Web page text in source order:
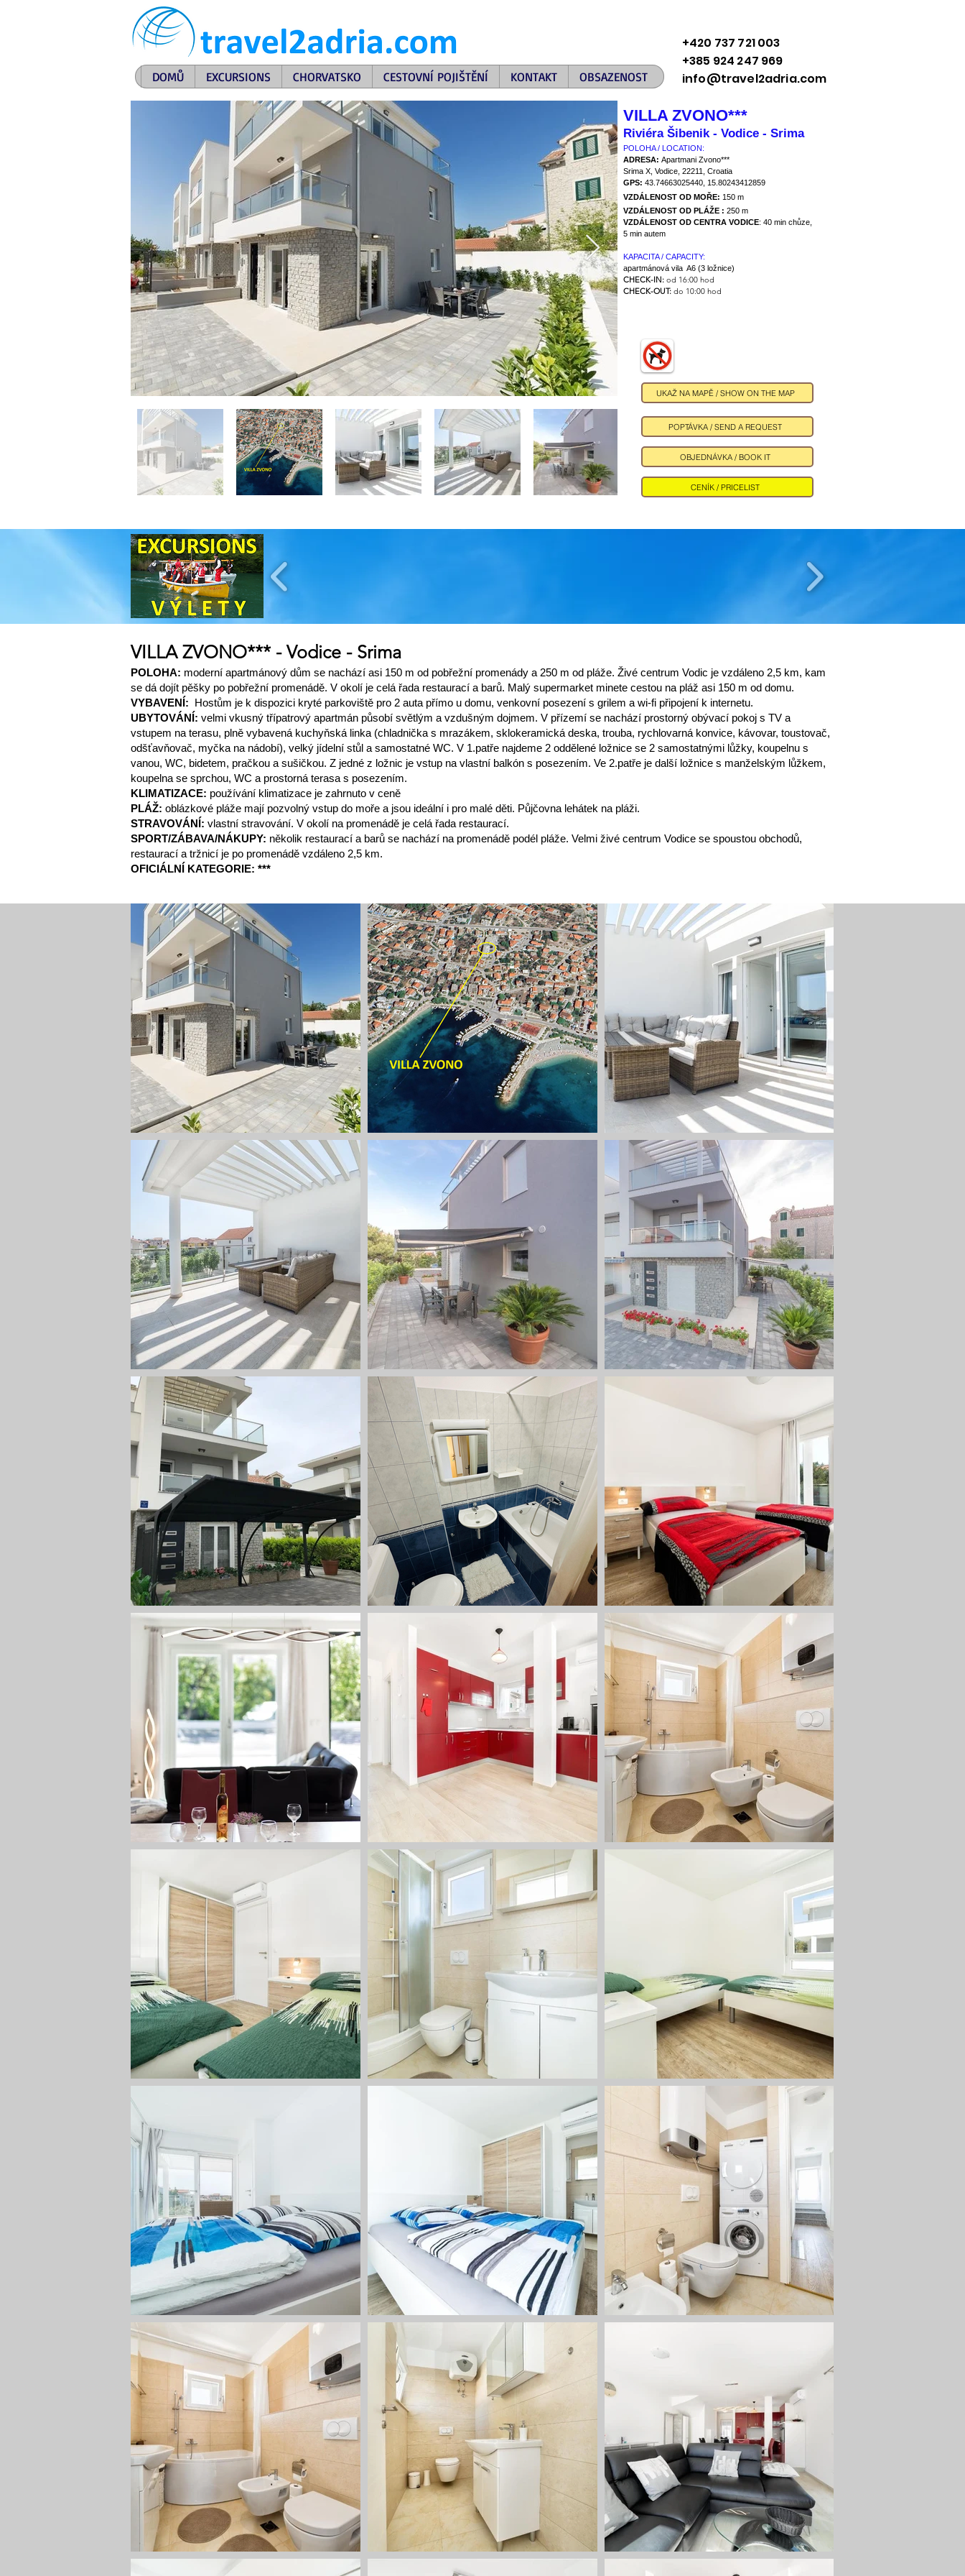
DOMŮ EXCURSIONS CHORVATSKO CESTOVNÍ POJIŠTĚNÍ KONTAKT OBSAZENOST
+420 737 721 003
+385 924 247 969
info@travel2adria.com
VILLA ZVONO***
Riviéra Šibenik - Vodice - Srima
POLOHA / LOCATION:
ADRESA: Apartmani Zvono***
Srima X, Vodice, 22211, Croatia
GPS: 43.74663025440, 15.80243412859
VZDÁLENOST OD MOŘE: 150 m
VZDÁLENOST OD PLÁŽE : 250 m
VZDÁLENOST OD CENTRA VODICE: 40 min chůze,
5 min autem
KAPACITA / CAPACITY:
apartmánová vila A6 (3 ložnice)
CHECK-IN: od 16:00 hod
CHECK-OUT: do 10:00 hod
UKAŽ NA MAPĚ / SHOW ON THE MAP
POPTÁVKA / SEND A REQUEST
OBJEDNÁVKA / BOOK IT
CENÍK / PRICELIST
VILLA ZVONO*** - Vodice - Srima
POLOHA: moderní apartmánový dům se nachází asi 150 m od pobřežní promenády a 250 m od pláže. Živé centrum Vodic je vzdáleno 2,5 km, kam
se dá dojít pěšky po pobřežní promenádě. V okolí je celá řada restaurací a barů. Malý supermarket minete cestou na pláž asi 150 m od domu.
VYBAVENÍ: Hostům je k dispozici kryté parkoviště pro 2 auta přímo u domu, venkovní posezení s grilem a wi-fi připojení k internetu.
UBYTOVÁNÍ: velmi vkusný třípatrový apartmán působí světlým a vzdušným dojmem. V přízemí se nachází prostorný obývací pokoj s TV a
vstupem na terasu, plně vybavená kuchyňská linka (chladnička s mrazákem, sklokeramická deska, trouba, rychlovarná konvice, kávovar, toustovač,
odšťavňovač, myčka na nádobí), velký jídelní stůl a samostatné WC. V 1.patře najdeme 2 oddělené ložnice se 2 samostatnými lůžky, koupelnu s
vanou, WC, bidetem, pračkou a sušičkou. Z jedné z ložnic je vstup na vlastní balkón s posezením. Ve 2.patře je další ložnice s manželským lůžkem,
koupelna se sprchou, WC a prostorná terasa s posezením.
KLIMATIZACE: používání klimatizace je zahrnuto v ceně
PLÁŽ: oblázkové pláže mají pozvolný vstup do moře a jsou ideální i pro malé děti. Půjčovna lehátek na pláži.
STRAVOVÁNÍ: vlastní stravování. V okolí na promenádě je celá řada restaurací.
SPORT/ZÁBAVA/NÁKUPY: několik restaurací a barů se nachází na promenádě podél pláže. Velmi živé centrum Vodice se spoustou obchodů,
restaurací a tržnicí je po promenádě vzdáleno 2,5 km.
OFICIÁLNÍ KATEGORIE: ***
FOTOGALERIE